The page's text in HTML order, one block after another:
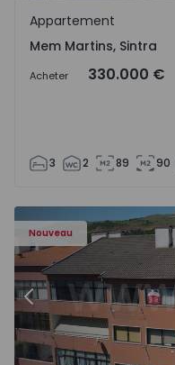
Mem Martins, Sintra
Appartement
Mem Martins, Sintra
Acheter 330.000 €
3 2 89 90
Nouveau
- 18
Appartement T2
Précédent